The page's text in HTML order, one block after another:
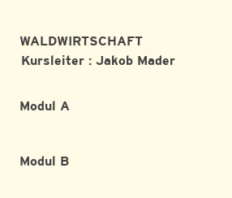
WALDWIRTSCHAFT
Kursleiter : Jakob Mader
Modul A
Modul B